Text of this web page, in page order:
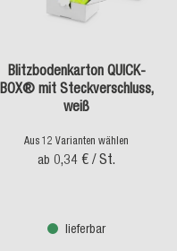
Blitzbodenkarton QUICK-
BOX® mit Steckverschluss,
weiß
Aus 12 Varianten wählen
ab 0,34 € / St.
lieferbar